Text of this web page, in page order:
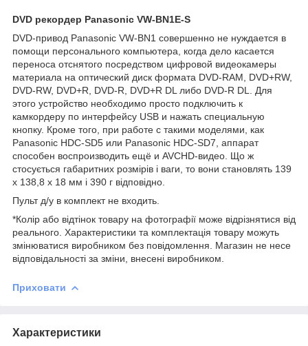
DVD рекордер Panasonic VW-BN1E-S
DVD-привод Panasonic VW-BN1 совершенно не нуждается в
помощи персонального компьютера, когда дело касается
переноса отснятого посредством цифровой видеокамеры
материала на оптический диск формата DVD-RAM, DVD+RW,
DVD-RW, DVD+R, DVD-R, DVD+R DL либо DVD-R DL. Для
этого устройство необходимо просто подключить к
камкордеру по интерфейсу USB и нажать специальную
кнопку. Кроме того, при работе с такими моделями, как
Panasonic HDC-SD5 или Panasonic HDC-SD7, аппарат
способен воспроизводить ещё и AVCHD-видео. Що ж
стосується габаритних розмірів і ваги, то вони становлять 139
x 138,8 x 18 мм і 390 г відповідно.
Пульт д/у в комплект не входить.
*Колір або відтінок товару на фотографії може відрізнятися від
реального. Характеристики та комплектація товару можуть
змінюватися виробником без повідомлення. Магазин не несе
відповідальності за зміни, внесені виробником.
Приховати
Характеристики